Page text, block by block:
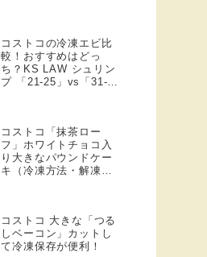
コストコの冷凍エビ比
較！おすすめはどっ
ち？KS LAW シュリン
プ 「21-25」vs「31-
コストコ「抹茶ロー
フ」ホワイトチョコ入
り大きなパウンドケー
キ（冷凍方法・解凍方
コストコ 大きな「つる
しベーコン」カットし
て冷凍保存が便利！